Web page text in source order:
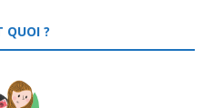
QUOI ?